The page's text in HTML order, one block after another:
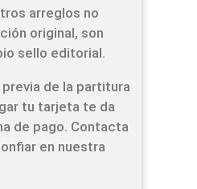
arreglos no
original, son
sello editorial.
de la partitura
tu tarjeta te da
de pago. Contacta
en nuestra